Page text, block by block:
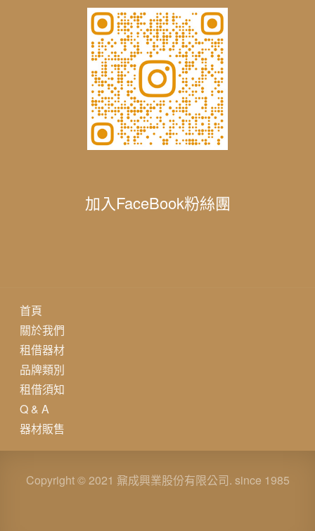
加入FaceBook粉絲團
首頁
關於我們
租借器材
品牌類別
租借須知
Q & A
器材販售
Copyright © 2021 鼐成興業股份有限公司. since 1985